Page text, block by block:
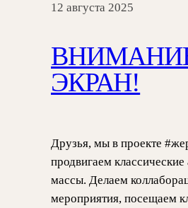
12 августа 2025
ЭКРАН!
Друзья, мы в проекте
продвигаем
массы. Делаем
мероприятия, посещаем